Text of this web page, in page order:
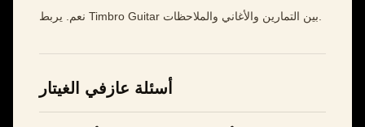
أسئلة عازفي الغيتار